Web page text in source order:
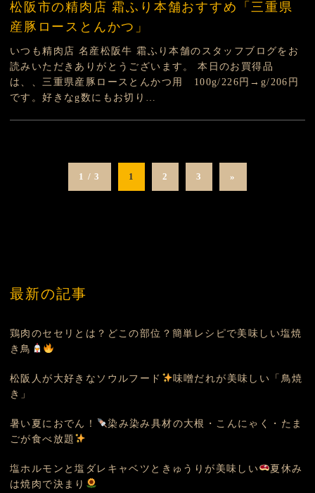
松阪市の精肉店 霜ふり本舗おすすめ「三重県
産豚ロースとんかつ」
いつも精肉店 名産松阪牛 霜ふり本舗のスタッフブログをお
読みいただきありがとうございます。 本日のお買得品
は、、三重県産豚ロースとんかつ用 100g/226円→g/206円
です。好きなg数にもお切り…
1 / 3 1 2 3 »
最新の記事
鶏肉のセセリとは？どこの部位？簡単レシピで美味しい塩焼
き鳥
松阪人が大好きなソウルフード
味噌だれが美味しい「鳥焼
き」
暑い夏におでん！
染み染み具材の大根・こんにゃく・たま
ごが食べ放題
塩ホルモンと塩ダレキャベツときゅうりが美味しい
夏休み
は焼肉で決まり